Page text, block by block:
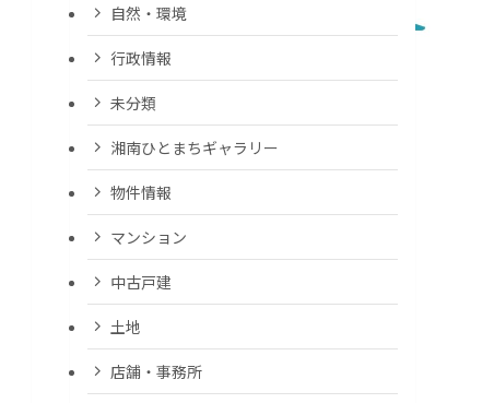
自然・環境
行政情報
未分類
湘南ひとまちギャラリー
物件情報
マンション
中古戸建
土地
店舗・事務所